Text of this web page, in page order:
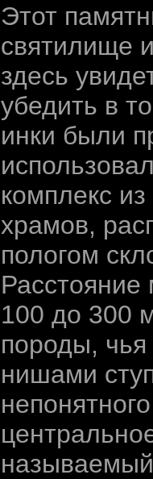
Этот
святилище
здесь
убедить в
инки были
комплекс
храмов,
пологом
Расстояние
100 до 300
породы, чья
нишами